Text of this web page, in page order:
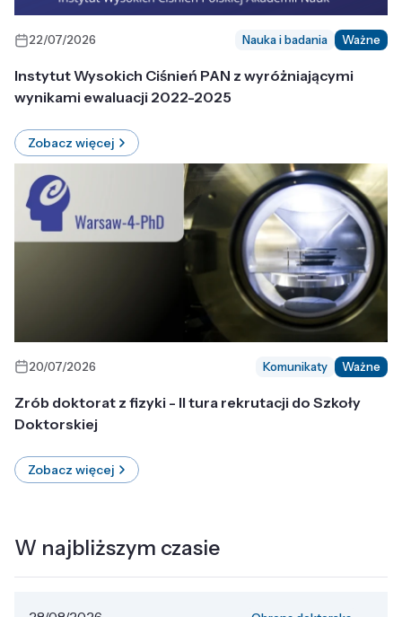
22/07/2026 Nauka i badania Ważne
Instytut Wysokich Ciśnień PAN z wyróżniającymi
wynikami ewaluacji 2022-2025
Zobacz więcej
20/07/2026 Komunikaty Ważne
Zrób doktorat z fizyki - II tura rekrutacji do Szkoły
Doktorskiej
Zobacz więcej
W najbliższym czasie